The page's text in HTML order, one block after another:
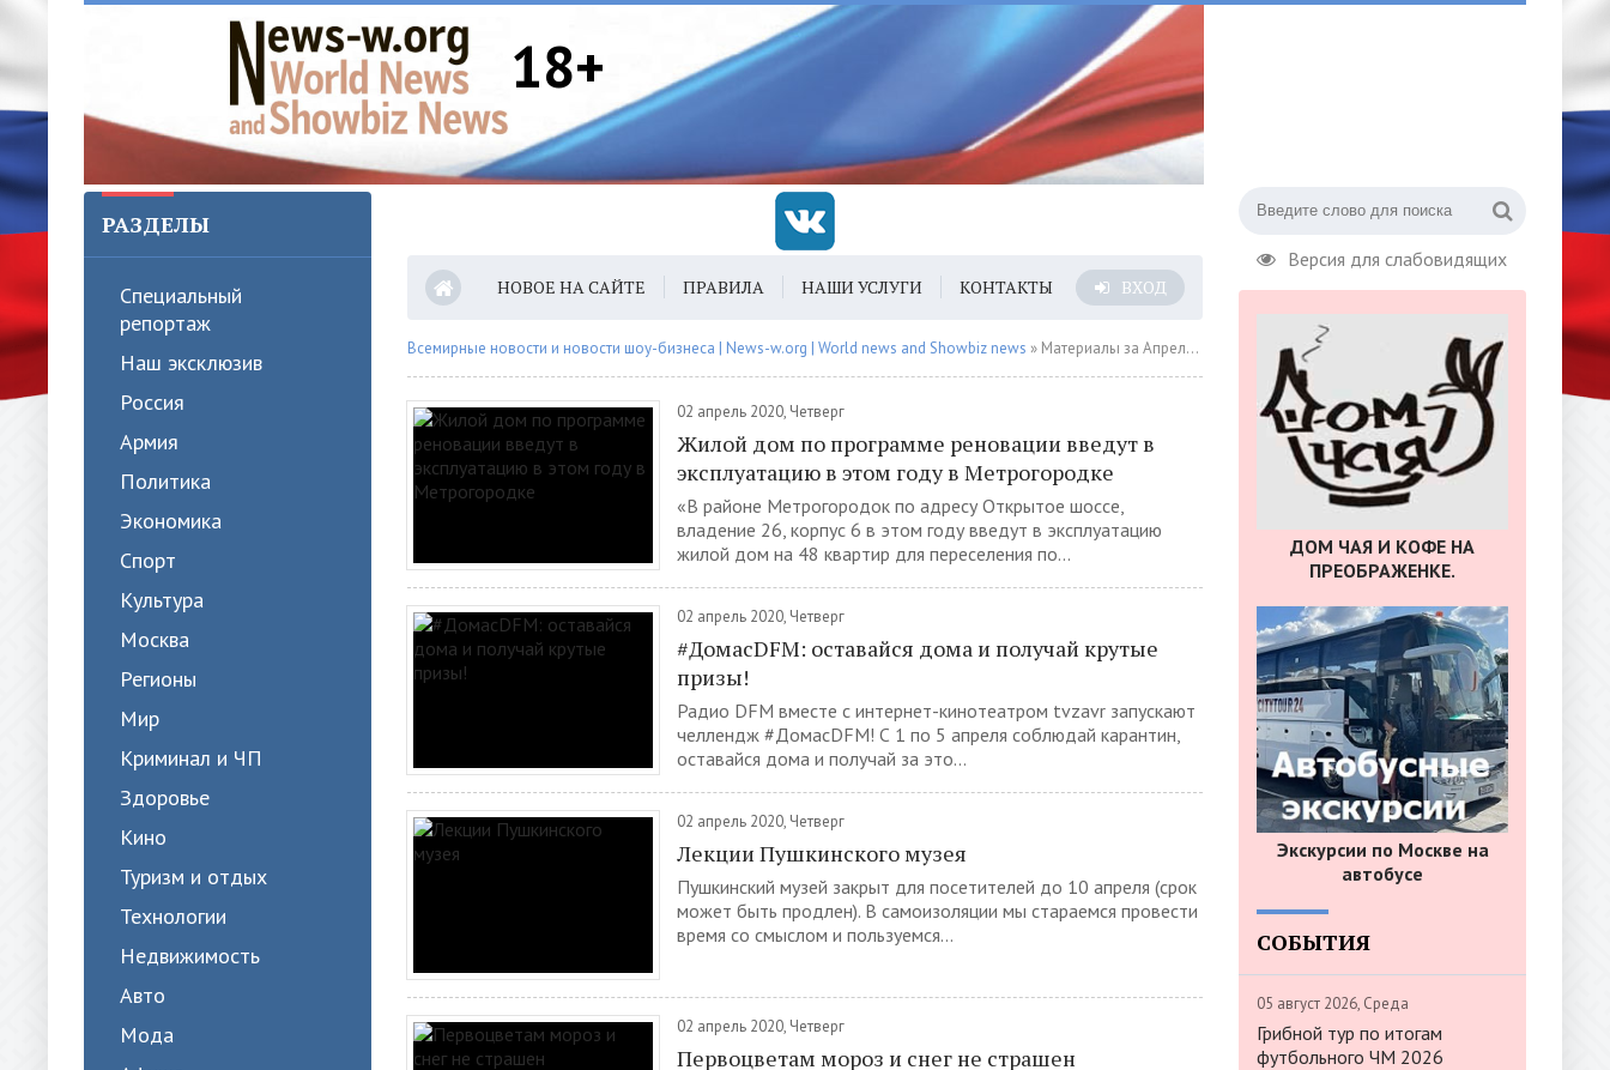
18+
Версия для слабовидящих
РАЗДЕЛЫ
Специальный
репортаж
Наш эксклюзив
Россия
Армия
Политика
Экономика
Спорт
Культура
Москва
Регионы
Мир
Криминал и ЧП
Здоровье
Кино
Туризм и отдых
Технологии
Недвижимость
Авто
Мода
НОВОЕ НА САЙТЕ ПРАВИЛА НАШИ УСЛУГИ КОНТАКТЫ ВХОД
Всемирные новости и новости шоу-бизнеса | News-w.org | World news and Showbiz news » Материалы за Апрель 2020 года » Страница 29
02 апрель 2020, Четверг
Жилой дом по программе реновации введут в
эксплуатацию в этом году в Метрогородке
«В районе Метрогородок по адресу Открытое шоссе,
владение 26, корпус 6 в этом году введут в эксплуатацию
жилой дом на 48 квартир для переселения по...
02 апрель 2020, Четверг
#ДомасDFM: оставайся дома и получай крутые
призы!
Радио DFM вместе с интернет-кинотеатром tvzavr запускают
челлендж #ДомасDFM! С 1 по 5 апреля соблюдай карантин,
оставайся дома и получай за это...
02 апрель 2020, Четверг
Лекции Пушкинского музея
Пушкинский музей закрыт для посетителей до 10 апреля (срок
может быть продлен). В самоизоляции мы стараемся провести
время со смыслом и пользуемся...
02 апрель 2020, Четверг
Первоцветам мороз и снег не страшен
ДОМ ЧАЯ И КОФЕ НА
ПРЕОБРАЖЕНКЕ.
Экскурсии по Москве на
автобусе
СОБЫТИЯ
05 август 2026, Среда
Грибной тур по итогам
футбольного ЧМ 2026